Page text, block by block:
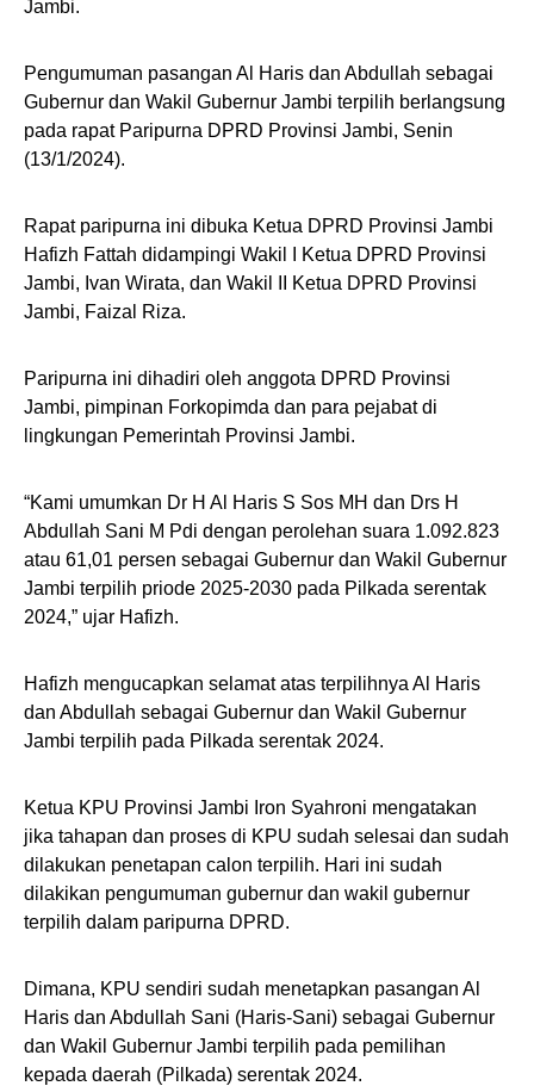
Jambi.
Pengumuman pasangan Al Haris dan Abdullah sebagai
Gubernur dan Wakil Gubernur Jambi terpilih berlangsung
pada rapat Paripurna DPRD Provinsi Jambi, Senin
(13/1/2024).
Rapat paripurna ini dibuka Ketua DPRD Provinsi Jambi
Hafizh Fattah didampingi Wakil I Ketua DPRD Provinsi
Jambi, Ivan Wirata, dan Wakil II Ketua DPRD Provinsi
Jambi, Faizal Riza.
Paripurna ini dihadiri oleh anggota DPRD Provinsi
Jambi, pimpinan Forkopimda dan para pejabat di
lingkungan Pemerintah Provinsi Jambi.
“Kami umumkan Dr H Al Haris S Sos MH dan Drs H
Abdullah Sani M Pdi dengan perolehan suara 1.092.823
atau 61,01 persen sebagai Gubernur dan Wakil Gubernur
Jambi terpilih priode 2025-2030 pada Pilkada serentak
2024,” ujar Hafizh.
Hafizh mengucapkan selamat atas terpilihnya Al Haris
dan Abdullah sebagai Gubernur dan Wakil Gubernur
Jambi terpilih pada Pilkada serentak 2024.
Ketua KPU Provinsi Jambi Iron Syahroni mengatakan
jika tahapan dan proses di KPU sudah selesai dan sudah
dilakukan penetapan calon terpilih. Hari ini sudah
dilakikan pengumuman gubernur dan wakil gubernur
terpilih dalam paripurna DPRD.
Dimana, KPU sendiri sudah menetapkan pasangan Al
Haris dan Abdullah Sani (Haris-Sani) sebagai Gubernur
dan Wakil Gubernur Jambi terpilih pada pemilihan
kepada daerah (Pilkada) serentak 2024.